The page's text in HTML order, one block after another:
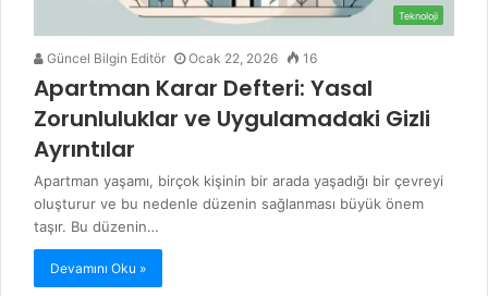
Teknoloji
Güncel Bilgin Editör Ocak 22, 2026 16
Apartman Karar Defteri: Yasal
Zorunluluklar ve Uygulamadaki Gizli
Ayrıntılar
Apartman yaşamı, birçok kişinin bir arada yaşadığı bir çevreyi
oluşturur ve bu nedenle düzenin sağlanması büyük önem
taşır. Bu düzenin…
Devamını Oku »